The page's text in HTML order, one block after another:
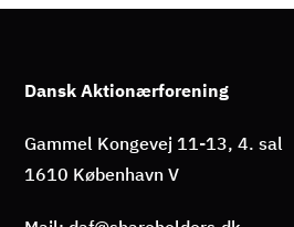
Dansk Aktionærforening
Gammel Kongevej 11-13, 4. sal
1610 København V